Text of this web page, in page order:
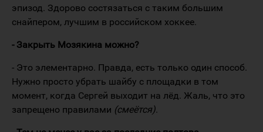
эпизод. Здорово состязаться с таким большим
снайпером, лучшим в российском хоккее.
- Закрыть Мозякина можно?
- Это элементарно. Правда, есть только один способ.
Нужно просто убрать шайбу с площадки в том
момент, когда Сергей выходит на лёд. Жаль, что это
запрещено правилами (смеётся)